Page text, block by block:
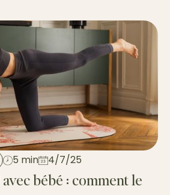
5 min 4/7/25
bébé : comment le